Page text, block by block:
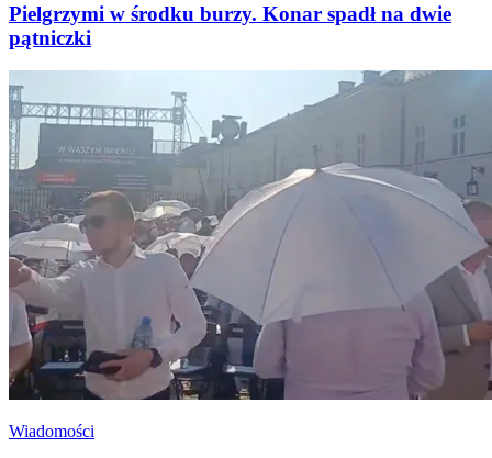
Pielgrzymi w środku burzy. Konar spadł na dwie
pątniczki
Wiadomości